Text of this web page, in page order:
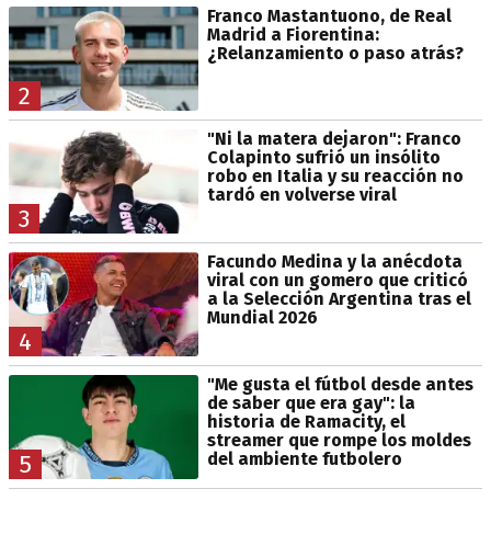
2
Franco Mastantuono, de Real
Madrid a Fiorentina:
¿Relanzamiento o paso atrás?
3
"Ni la matera dejaron": Franco
Colapinto sufrió un insólito
robo en Italia y su reacción no
tardó en volverse viral
4
Facundo Medina y la anécdota
viral con un gomero que criticó
a la Selección Argentina tras el
Mundial 2026
5
"Me gusta el fútbol desde antes
de saber que era gay": la
historia de Ramacity, el
streamer que rompe los moldes
del ambiente futbolero